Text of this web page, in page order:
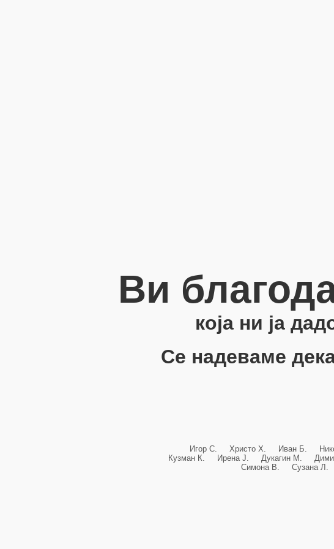
Ви
која ни ја
Се надеваме
Игор С. Христо Х. Иван Б.
Кузман К. Ирена Ј. Дукагин М.
Симона В. Сузана